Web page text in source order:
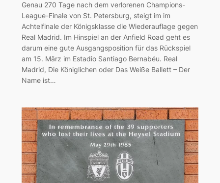
Genau 270 Tage nach dem verlorenen Champions-
League-Finale von St. Petersburg, steigt im im
Achtelfinale der Königsklasse die Wiederauflage gegen
Real Madrid. Im Hinspiel an der Anfield Road geht es
darum eine gute Ausgangsposition für das Rückspiel
am 15. März im Estadio Santiago Bernabéu. Real
Madrid, Die Königlichen oder Das Weiße Ballett – Der
Name ist…